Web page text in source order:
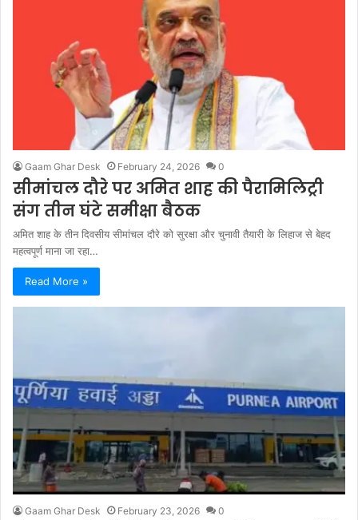
Gaam Ghar Desk February 24, 2026 0
सीमांचल दौरे पर अमित शाह की पैरामिलिट्री
संग तीन घंटे समीक्षा बैठक
अमित शाह के तीन दिवसीय सीमांचल दौरे को सुरक्षा और चुनावी तैयारी के लिहाज से बेहद
महत्वपूर्ण माना जा रहा…
Read More »
Gaam Ghar Desk February 23, 2026 0